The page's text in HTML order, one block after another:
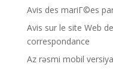
Avis des mariГ©es
Avis sur le site Web
correspondance
Az rəsmi mobil